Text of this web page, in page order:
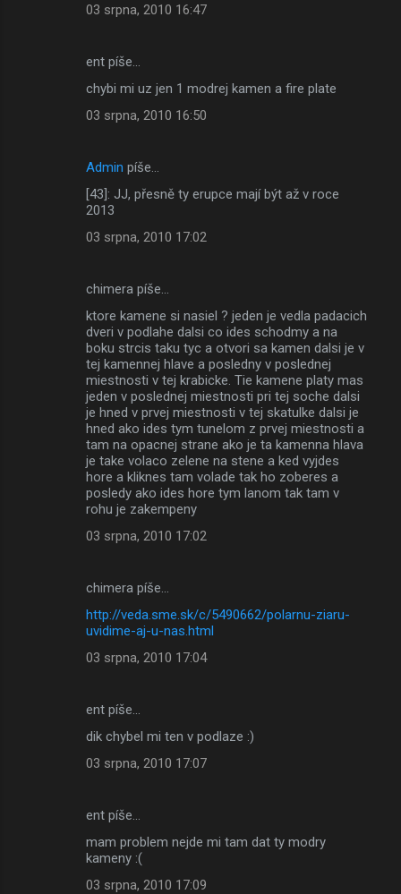
03 srpna, 2010 16:47
ent píše…
chybi mi uz jen 1 modrej kamen a fire plate
03 srpna, 2010 16:50
Admin píše…
[43]: JJ, přesně ty erupce mají být až v roce
2013
03 srpna, 2010 17:02
chimera píše…
ktore kamene si nasiel ? jeden je vedla padacich
dveri v podlahe dalsi co ides schodmy a na
boku strcis taku tyc a otvori sa kamen dalsi je v
tej kamennej hlave a posledny v poslednej
miestnosti v tej krabicke. Tie kamene platy mas
jeden v poslednej miestnosti pri tej soche dalsi
je hned v prvej miestnosti v tej skatulke dalsi je
hned ako ides tym tunelom z prvej miestnosti a
tam na opacnej strane ako je ta kamenna hlava
je take volaco zelene na stene a ked vyjdes
hore a kliknes tam volade tak ho zoberes a
posledy ako ides hore tym lanom tak tam v
rohu je zakempeny
03 srpna, 2010 17:02
chimera píše…
http://veda.sme.sk/c/5490662/polarnu-ziaru-
uvidime-aj-u-nas.html
03 srpna, 2010 17:04
ent píše…
dik chybel mi ten v podlaze :)
03 srpna, 2010 17:07
ent píše…
mam problem nejde mi tam dat ty modry
kameny :(
03 srpna, 2010 17:09